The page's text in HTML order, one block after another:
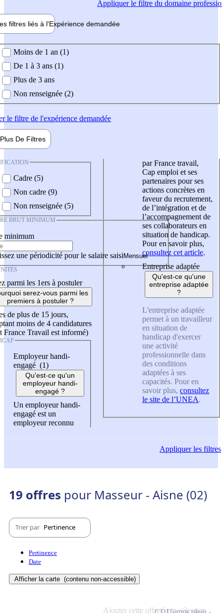
Appliquerle filtre du domaine
filtres liés à l'Expérience demandée
demandée
Moins de 1 an (1)
De 1 à 3 ans (1)
Plus de 3 ans
Non renseignée (2)
le filtre de l'expérience demandée
Plus De Filtres
Cadre (5)
Non cadre (9)
Non renseignée (5)
BRUT MINIMUM
minimum
une périodicité pour le salaire saisi
parmi les 1ers à postuler
serez-vous parmi les
premiers à postuler ?
de plus de 15 jours,
moins de 4 candidatures
France Travail est informé)
Employeur handi-
engagé (1)
Qu'est-ce qu'un
employeur handi-
engagé ?
Un employeur handi-
engagé est un
employeur reconnu
par France travail,
Cap emploi et ses
partenaires pour ses
actions concrètes en
faveur du recrutement,
de l’intégration et de
l’accompagnement de
ses collaborateurs en
situation de handicap.
Pour en savoir plus,
consultez cet article.
Entreprise adaptée
Qu'est-ce qu'une
entreprise adaptée
?
L'entreprise adaptée
permet à un travailleur
en situation de
handicap d'exercer
une activité
professionnelle dans
des conditions
adaptées à ses
capacités. Pour en
savoir plus, consultez
le site de l’UNEA.
Appliquerles filtres
19 offres pour Masseur - Aisne (02)
Trier par Pertinence
Pertinence
Date
Afficher la carte (contenu non-accessible)
Ajouter cette offre à ma sélection